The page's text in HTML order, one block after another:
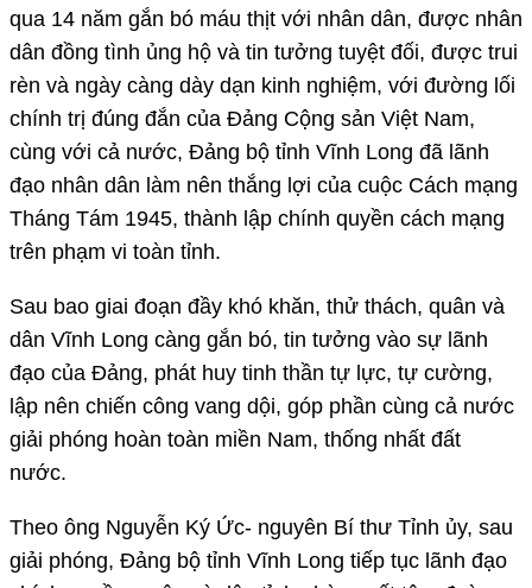
qua 14 năm gắn bó máu thịt với nhân dân, được nhân
dân đồng tình ủng hộ và tin tưởng tuyệt đối, được trui
rèn và ngày càng dày dạn kinh nghiệm, với đường lối
chính trị đúng đắn của Đảng Cộng sản Việt Nam,
cùng với cả nước, Đảng bộ tỉnh Vĩnh Long đã lãnh
đạo nhân dân làm nên thắng lợi của cuộc Cách mạng
Tháng Tám 1945, thành lập chính quyền cách mạng
trên phạm vi toàn tỉnh.
Sau bao giai đoạn đầy khó khăn, thử thách, quân và
dân Vĩnh Long càng gắn bó, tin tưởng vào sự lãnh
đạo của Đảng, phát huy tinh thần tự lực, tự cường,
lập nên chiến công vang dội, góp phần cùng cả nước
giải phóng hoàn toàn miền Nam, thống nhất đất
nước.
Theo ông Nguyễn Ký Ức- nguyên Bí thư Tỉnh ủy, sau
giải phóng, Đảng bộ tỉnh Vĩnh Long tiếp tục lãnh đạo